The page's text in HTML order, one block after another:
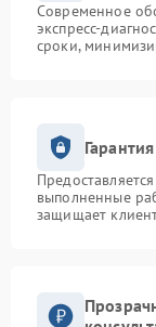
Современное
экспресс-
сроки,
выполненные
защищает